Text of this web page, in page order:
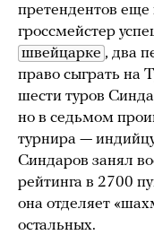
претендентов еще
гроссмейстер
швейцарке , два
право сыграть на
шести туров
но в седьмом
турнира —
Синдаров занял
рейтинга в 2700
она отделяет
остальных.